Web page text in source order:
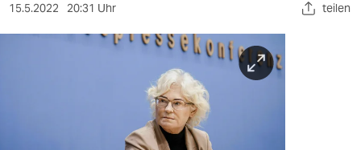
nord
15.5.2022 20:31 Uhr teilen